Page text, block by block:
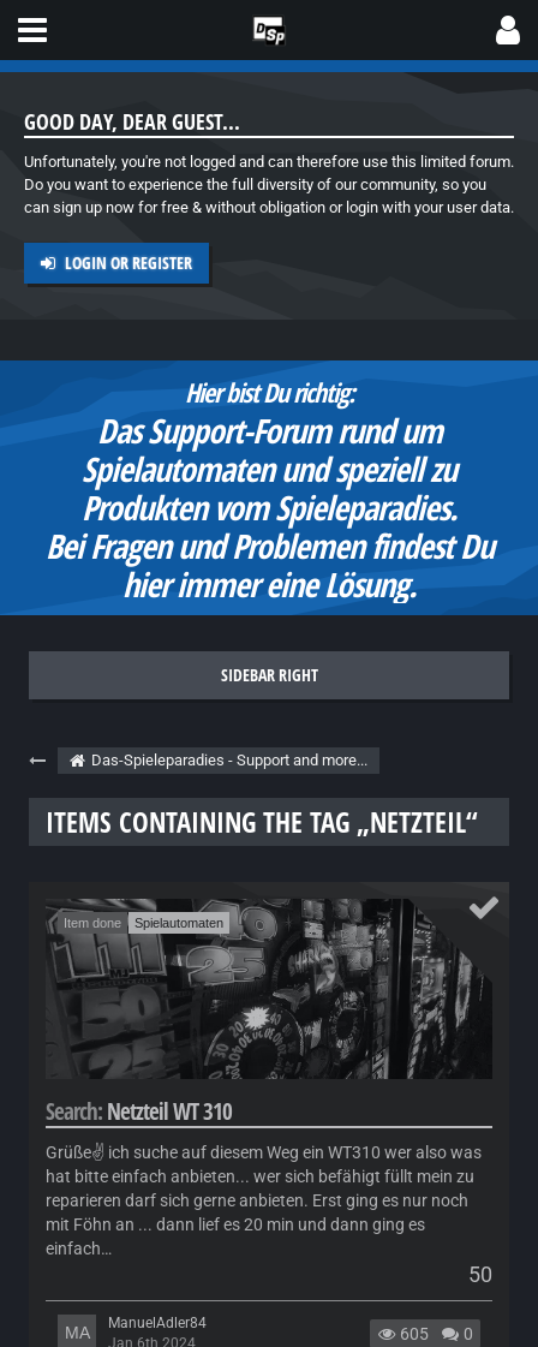
GOOD DAY, DEAR GUEST...
Unfortunately, you're not logged and can therefore use this limited forum.
Do you want to experience the full diversity of our community, so you
can sign up now for free & without obligation or login with your user data.
LOGIN OR REGISTER
Hier bist Du richtig:
Das Support-Forum rund um
Spielautomaten und speziell zu
Produkten vom Spieleparadies.
Bei Fragen und Problemen findest Du
hier immer eine Lösung.
Das-Spieleparadies - Support and more...
ITEMS CONTAINING THE TAG „NETZTEIL“
Item done Spielautomaten
Search Netzteil WT 310
Grüße✌️ ich suche auf diesem Weg ein WT310 wer also was
hat bitte einfach anbieten... wer sich befähigt füllt mein zu
reparieren darf sich gerne anbieten. Erst ging es nur noch
mit Föhn an ... dann lief es 20 min und dann ging es
einfach…
50
ManuelAdler84
Jan 6th 2024
605 0